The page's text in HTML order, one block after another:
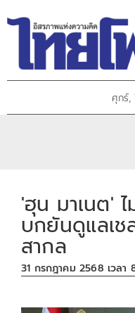
ศุกร์,
'ฮุน มาเนต'
บกยันดูแลเช
สากล
31 กรกฎาคม 2568 เวลา